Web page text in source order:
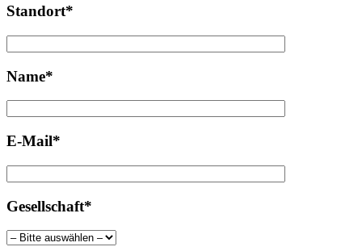
Standort*
Name*
E-Mail*
Gesellschaft*